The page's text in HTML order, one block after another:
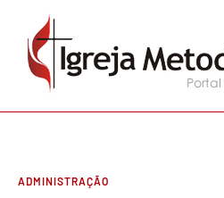
ADMINISTRAÇÃO